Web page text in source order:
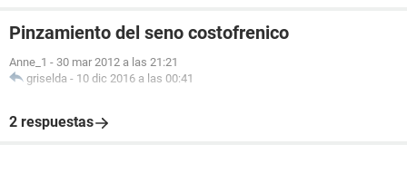
Pinzamiento del seno costofrenico
Anne_1 - 30 mar 2012 a las 21:21
griselda - 10 dic 2016 a las 00:41
2 respuestas